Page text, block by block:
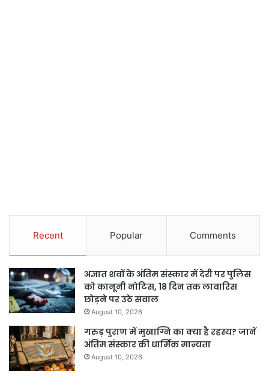
Recent Popular Comments
अज्ञात शवों के अंतिम संस्कार में देरी पर पुलिस
को कानूनी नोटिस, 18 दिन तक लावारिस
छोड़ने पर उठे सवाल
August 10, 2026
गरुड़ पुराण में मुखाग्नि का क्या है रहस्य? जानें
अंतिम संस्कार की धार्मिक मान्यता
August 10, 2026